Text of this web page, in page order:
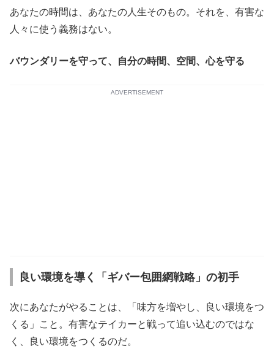
あなたの時間は、あなたの人生そのもの。それを、有害な
人々に使う義務はない。
バウンダリーを守って、自分の時間、空間、心を守る
ADVERTISEMENT
良い環境を導く「ギバー包囲網戦略」の初手
次にあなたがやることは、「味方を増やし、良い環境をつ
くる」こと。有害なテイカーと戦って追い込むのではな
く、良い環境をつくるのだ。